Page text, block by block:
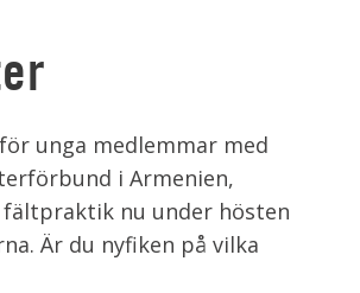
unga medlemmar med
i Armenien,
nu under hösten
Är du nyfiken på vilka